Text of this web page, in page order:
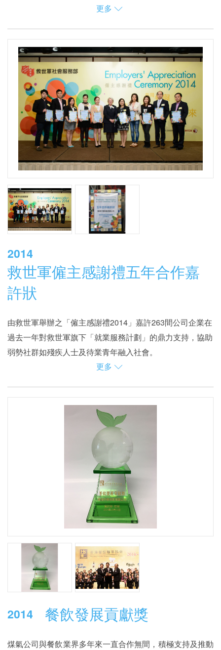
更多
2014
救世軍僱主感謝禮五年合作嘉
許狀
由救世軍舉辦之「僱主感謝禮2014」嘉許263間公司企業在
過去一年對救世軍旗下「就業服務計劃」的鼎力支持，協助
弱勢社群如殘疾人士及待業青年融入社會。
計劃」，為青少年提供見習就業職位及培訓，讓他們逐漸投
入工作並提升就業競爭力，幫助他們自力更生。
更多
2014 餐飲發展貢獻獎
煤氣公司與餐飲業界多年來一直合作無間，積極支持及推動